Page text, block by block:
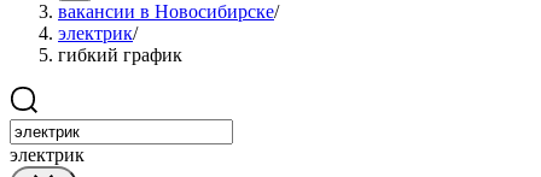
вакансии в Новосибирске/
электрик/
гибкий график
электрик